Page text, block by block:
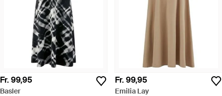
Fr. 99,95
Basler
Fr. 99,95
Emilia Lay